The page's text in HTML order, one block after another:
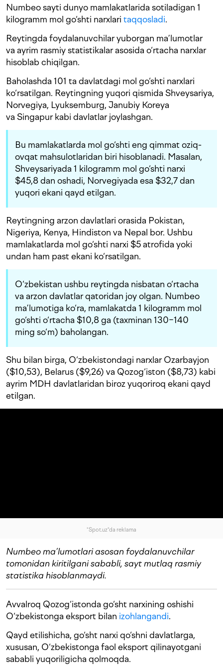
Numbeo sayti dunyo mamlakatlarida sotiladigan 1
kilogramm mol go‘shti narxlari taqqosladi.
Reytingda foydalanuvchilar yuborgan ma’lumotlar
va ayrim rasmiy statistikalar asosida o‘rtacha narxlar
hisoblab chiqilgan.
Baholashda 101 ta davlatdagi mol go‘shti narxlari
ko‘rsatilgan. Reytingning yuqori qismida Shveysariya,
Norvegiya, Lyuksemburg, Janubiy Koreya
va Singapur kabi davlatlar joylashgan.
Bu mamlakatlarda mol go‘shti eng qimmat oziq-
ovqat mahsulotlaridan biri hisoblanadi. Masalan,
Shveysariyada 1 kilogramm mol go‘shti narxi
$45,8 dan oshadi, Norvegiyada esa $32,7 dan
yuqori ekani qayd etilgan.
Reytingning arzon davlatlari orasida Pokistan,
Nigeriya, Kenya, Hindiston va Nepal bor. Ushbu
mamlakatlarda mol go‘shti narxi $5 atrofida yoki
undan ham past ekani ko‘rsatilgan.
O‘zbekistan ushbu reytingda nisbatan o‘rtacha
va arzon davlatlar qatoridan joy olgan. Numbeo
ma’lumotiga ko‘ra, mamlakatda 1 kilogramm mol
go‘shti o‘rtacha $10,8 ga (taxminan 130−140
ming so‘m) baholangan.
Shu bilan birga, O‘zbekistondagi narxlar Ozarbayjon
($10,53), Belarus ($9,26) va Qozog‘iston ($8,73) kabi
ayrim MDH davlatlaridan biroz yuqoriroq ekani qayd
etilgan.
"Spot.uz"da reklama
Numbeo ma’lumotlari asosan foydalanuvchilar
tomonidan kiritilgani sababli, sayt mutlaq rasmiy
statistika hisoblanmaydi.
Avvalroq Qozog‘istonda go‘sht narxining oshishi
O‘zbekistonga eksport bilan izohlangandi.
Qayd etilishicha, go‘sht narxi qo‘shni davlatlarga,
xususan, O‘zbekistonga faol eksport qilinayotgani
sababli yuqoriligicha qolmoqda.